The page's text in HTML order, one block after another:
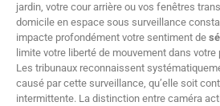
jardin, votre cour arrière ou vos fenêtres
domicile en espace sous surveillance
impacte profondément votre sentiment de
limite votre liberté de mouvement dans votre
Les tribunaux reconnaissent
causé par cette surveillance, qu’elle soit
intermittente. La distinction entre caméra